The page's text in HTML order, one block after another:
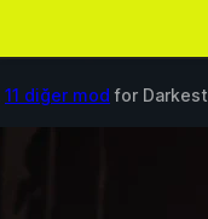
11 diğer mod for